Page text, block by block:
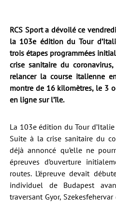
RCS Sport a dévoilé ce
la 103e édition du Tour
trois étapes programmées
crise sanitaire du
relancer la course italienne
montre de 16 kilomètres, le 3
en ligne sur l’île.
La 103e édition du Tour
Suite à la crise sanitaire du
déjà annoncé qu’elle ne
épreuves d’ouverture
routes. L’épreuve devait
individuel de Budapest
traversant Gyor,